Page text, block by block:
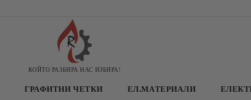
КОЙТО РАЗБИРА НАС ИЗБИРА!
ГРАФИТНИ ЧЕТКИ ЕЛ.МАТЕРИАЛИ